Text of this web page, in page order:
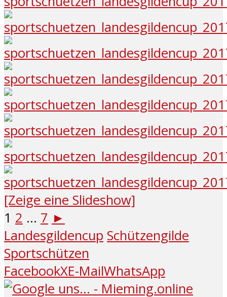
[Zeige eine Slideshow]
1 2 ... 7 ►
Landesgildencup Schützengilde
Sportschützen
FacebookXE-MailWhatsApp